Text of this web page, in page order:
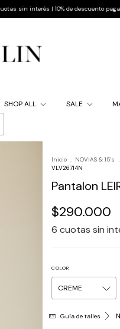
| 10% de descuento pagando por
SHOP ALL SALE
Inicio . NOVIAS & 15's .
VLV26714N
Pantalon
$290.000
6 cuotas sin
COLOR
Guía de talles